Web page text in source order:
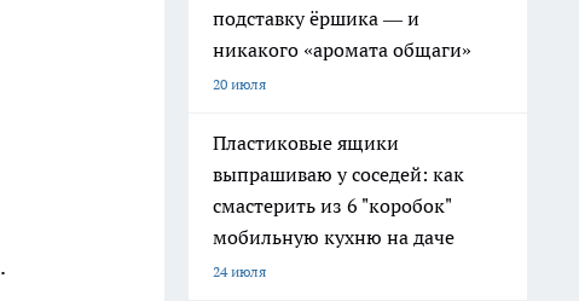
.
подставку ёршика — и
никакого «аромата общаги»
20 июля
Пластиковые ящики
выпрашиваю у соседей: как
смастерить из 6 "коробок"
мобильную кухню на даче
24 июля